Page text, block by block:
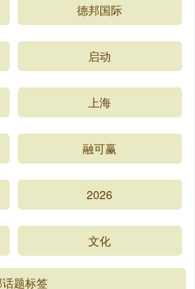
德邦国际
启动
上海
融可赢
2026
文化
题标签